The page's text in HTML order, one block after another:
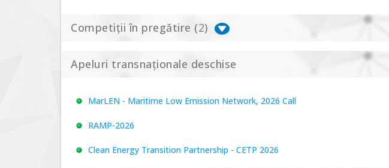
Competiții în pregătire (2)
PNCDI IV, P 5.1 - Proiecte Complexe de Cercetare de Frontieră, PCCF-2024
Apeluri transnaționale deschise
MarLEN - Maritime Low Emission Network, 2026 Call
RAMP-2026
Clean Energy Transition Partnership - CETP 2026